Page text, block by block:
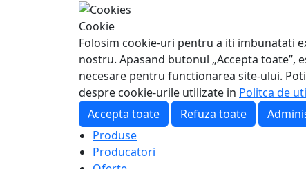
Cookie
Folosim cookie-uri pentru a iti imbunatati
nostru. Apasand butonul „Accepta toate”,
necesare pentru functionarea site-ului.
despre cookie-urile utilizate in Politca de
Accepta toate
Refuza toate
Produse
Producatori